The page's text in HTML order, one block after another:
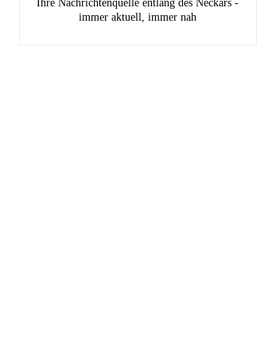
Ihre Nachrichtenquelle entlang des Neckars -
immer aktuell, immer nah